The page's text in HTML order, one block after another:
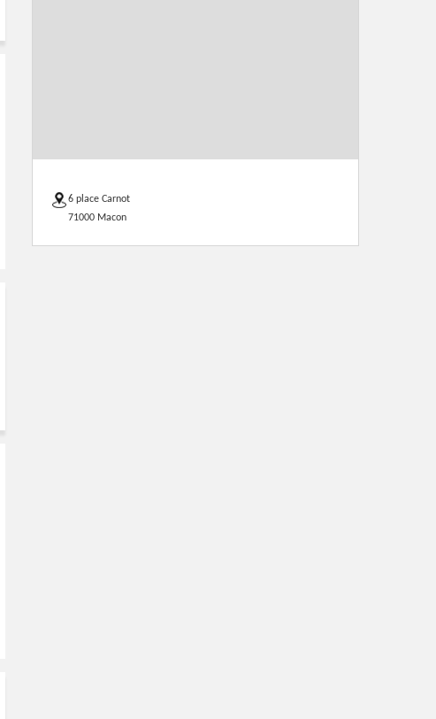
6 place Carnot
71000 Macon